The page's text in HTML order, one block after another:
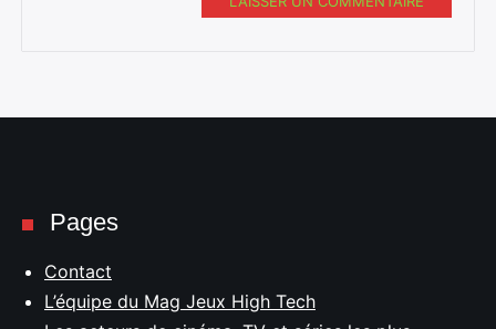
Pages
Contact
L’équipe du Mag Jeux High Tech